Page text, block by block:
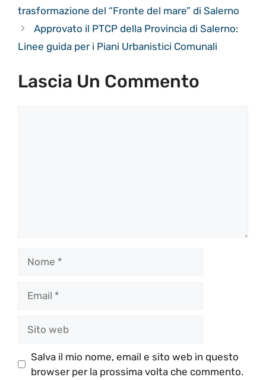
trasformazione del “Fronte del mare” di Salerno
Approvato il PTCP della Provincia di Salerno:
Linee guida per i Piani Urbanistici Comunali
Lascia Un Commento
web
Salva il mio nome, email e sito web in questo
browser per la prossima volta che commento.